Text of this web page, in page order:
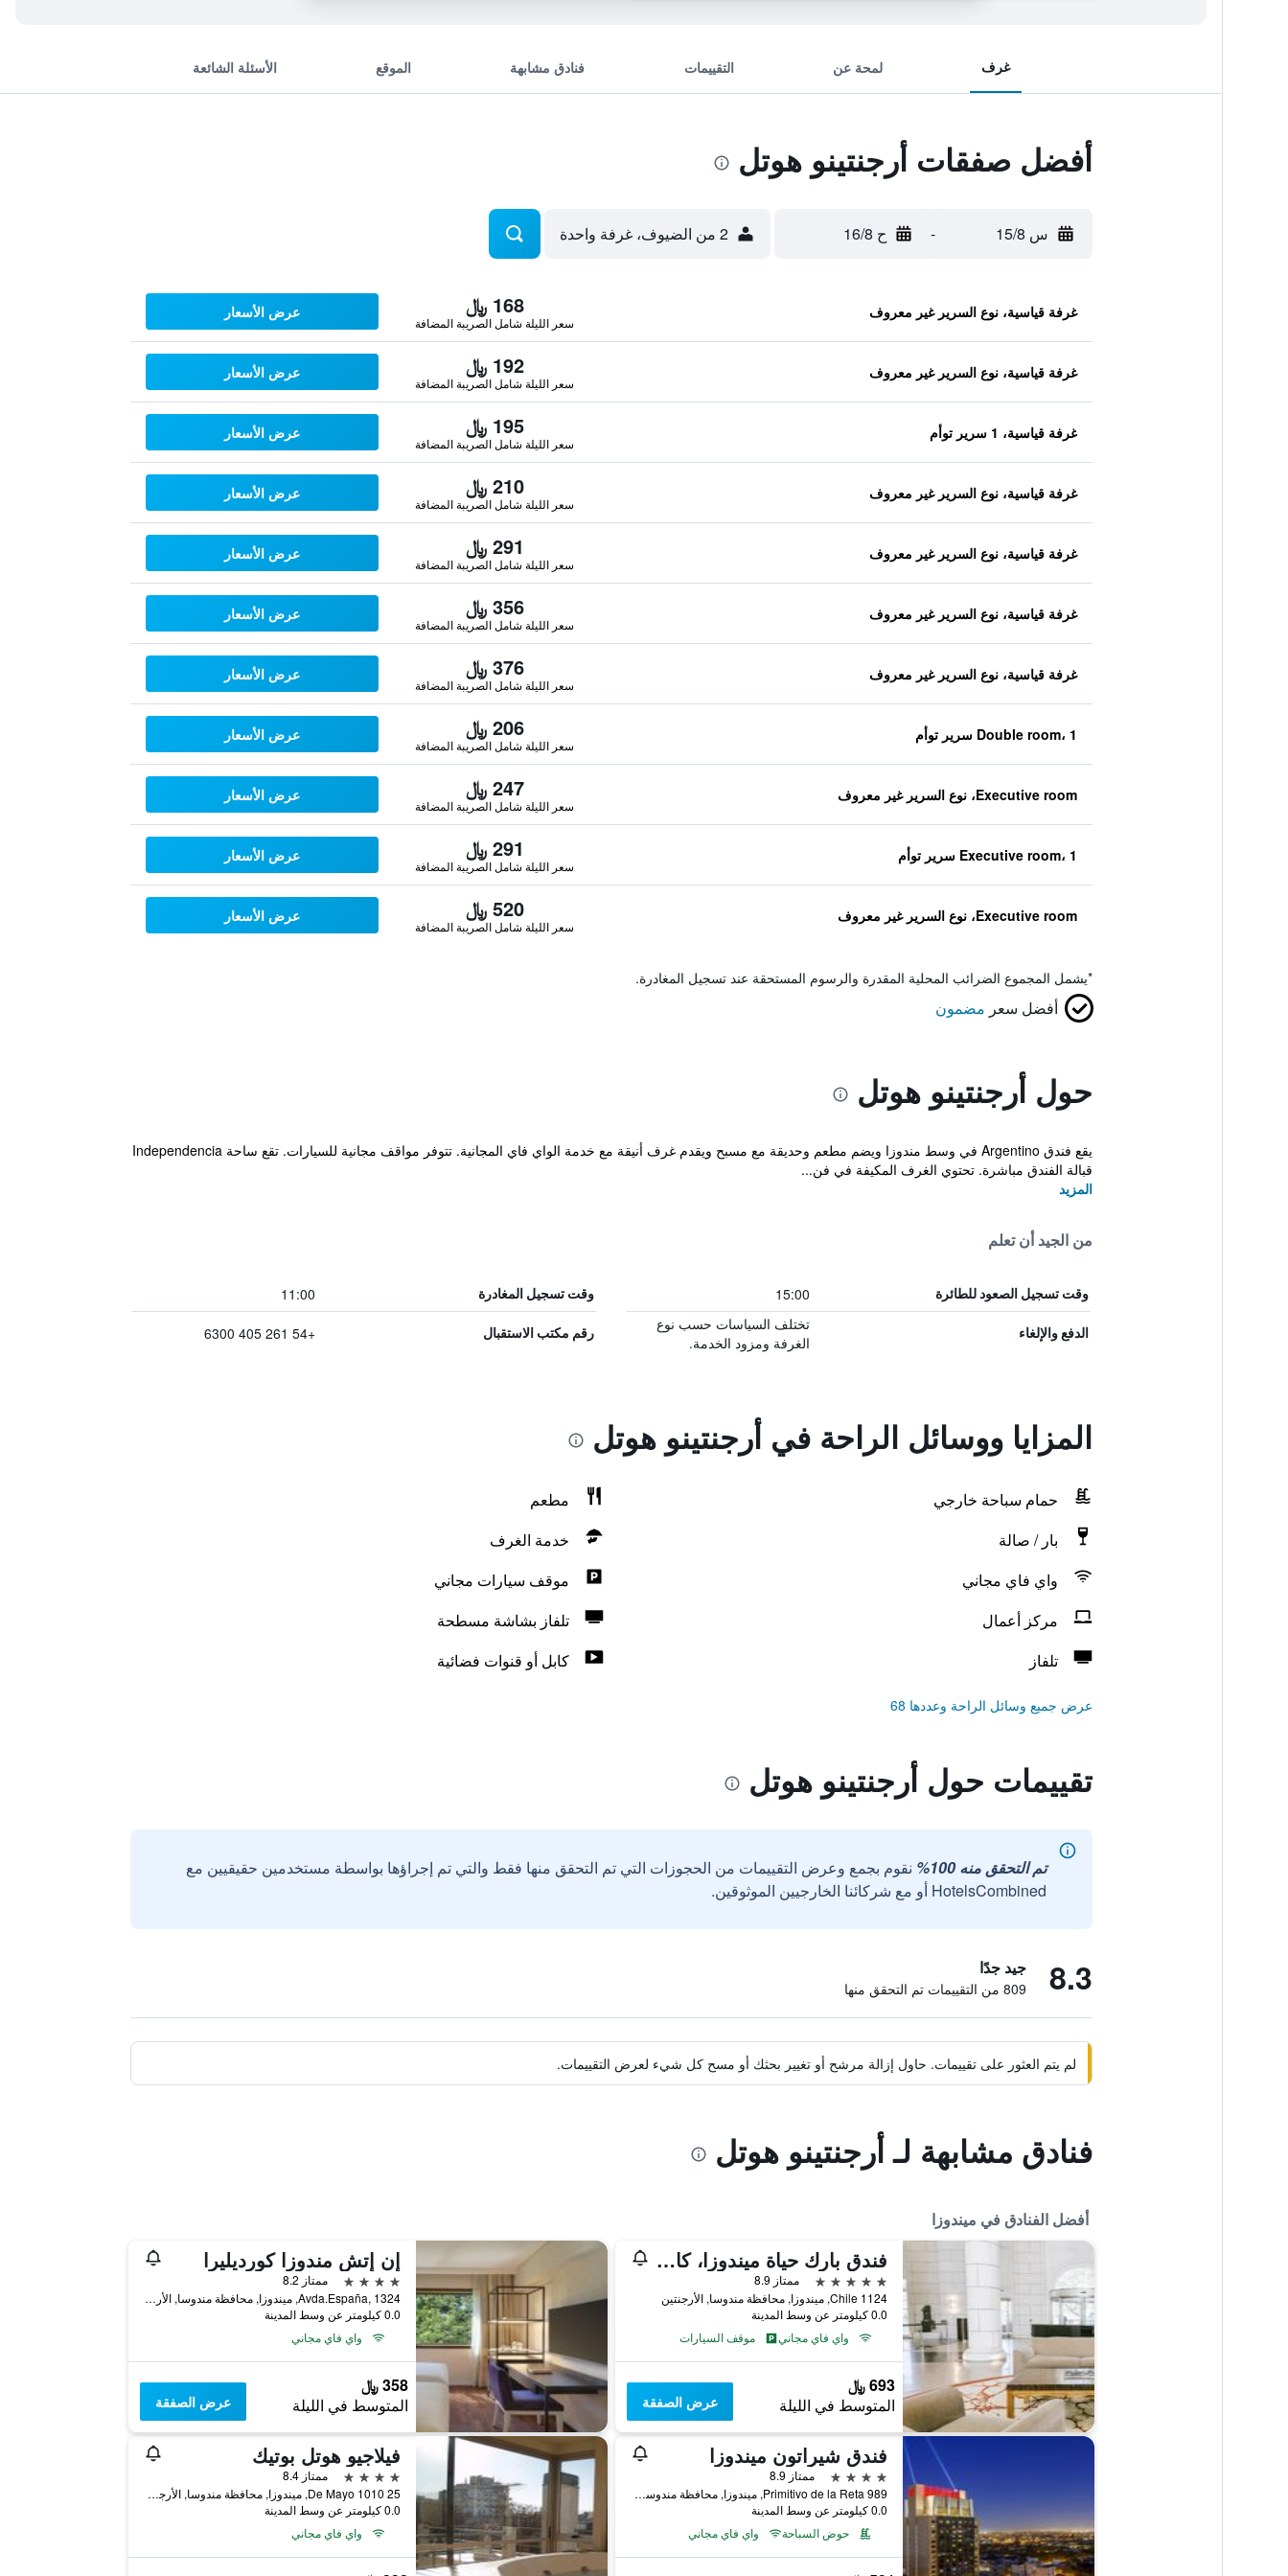
غرف لمحة عن التقييمات فنادق مشابهة الموقع الأسئلة الشائعة
أفضل صفقات أرجنتينو هوتل
س 15/8 - ح 16/8 2 من الضيوف، غرفة واحدة
غرفة قياسية، نوع السرير غير معروف 168 ﷼
سعر الليلة شامل الصريبة المضافة
عرض الأسعار
غرفة قياسية، نوع السرير غير معروف 192 ﷼
سعر الليلة شامل الصريبة المضافة
عرض الأسعار
غرفة قياسية، 1 سرير توأم 195 ﷼
سعر الليلة شامل الصريبة المضافة
عرض الأسعار
غرفة قياسية، نوع السرير غير معروف 210 ﷼
سعر الليلة شامل الصريبة المضافة
عرض الأسعار
غرفة قياسية، نوع السرير غير معروف 291 ﷼
سعر الليلة شامل الصريبة المضافة
عرض الأسعار
غرفة قياسية، نوع السرير غير معروف 356 ﷼
سعر الليلة شامل الصريبة المضافة
عرض الأسعار
غرفة قياسية، نوع السرير غير معروف 376 ﷼
سعر الليلة شامل الصريبة المضافة
عرض الأسعار
Double room، 1 سرير توأم 206 ﷼
سعر الليلة شامل الصريبة المضافة
عرض الأسعار
Executive room، نوع السرير غير معروف 247 ﷼
سعر الليلة شامل الصريبة المضافة
عرض الأسعار
Executive room، 1 سرير توأم 291 ﷼
سعر الليلة شامل الصريبة المضافة
عرض الأسعار
Executive room، نوع السرير غير معروف 520 ﷼
سعر الليلة شامل الصريبة المضافة
عرض الأسعار
*يشمل المجموع الضرائب المحلية المقدرة والرسوم المستحقة عند تسجيل المغادرة.
أفضل سعر مضمون
حول أرجنتينو هوتل
يقع فندق Argentino في وسط مندوزا ويضم مطعم وحديقة مع مسبح ويقدم غرف أنيقة مع خدمة الواي فاي المجانية. تتوفر مواقف مجانية للسيارات. تقع ساحة Independencia
قبالة الفندق مباشرة. تحتوي الغرف المكيفة في فن...
المزيد
من الجيد أن تعلم
وقت تسجيل الصعود للطائرة 15:00 وقت تسجيل المغادرة 11:00
الدفع والإلغاء
تختلف السياسات حسب نوع
الغرفة ومزود الخدمة.
رقم مكتب الاستقبال +54 261 405 6300
المزايا ووسائل الراحة في أرجنتينو هوتل
حمام سباحة خارجي
مطعم
بار / صالة
خدمة الغرف
واي فاي مجاني
موقف سيارات مجاني
مركز أعمال
تلفاز بشاشة مسطحة
تلفاز
كابل أو قنوات فضائية
عرض جميع وسائل الراحة وعددها 68
تقييمات حول أرجنتينو هوتل
تم التحقق منه 100%
نقوم بجمع وعرض التقييمات من الحجوزات التي تم التحقق منها فقط والتي تم إجراؤها بواسطة مستخدمين حقيقيين مع
HotelsCombined أو مع شركائنا الخارجيين الموثوقين.
8.3 جيد جدًا
809 من التقييمات تم التحقق منها
لم يتم العثور على تقييمات. حاول إزالة مرشح أو تغيير بحثك أو مسح كل شيء لعرض التقييمات.
فنادق مشابهة لـ أرجنتينو هوتل
أفضل الفنادق في ميندوزا
فندق بارك حياة ميندوزا، كازينو آند سبا
5 نجوم
ممتاز 8.9
Chile 1124, ميندوزا, محافظة مندوسا, الأرجنتين
0.0 كيلومتر عن وسط المدينة
واي فاي مجاني
موقف السيارات
693 ﷼
المتوسط في الليلة عرض الصفقة
إن إتش مندوزا كورديليرا
4 نجوم
ممتاز 8.2
Avda.España, 1324, ميندوزا, محافظة مندوسا, الأرجنتين
0.0 كيلومتر عن وسط المدينة
واي فاي مجاني
358 ﷼
المتوسط في الليلة عرض الصفقة
فندق شيراتون ميندوزا
4 نجوم
ممتاز 8.9
Primitivo de la Reta 989, ميندوزا, محافظة مندوسا, الأرجنتين
0.0 كيلومتر عن وسط المدينة
حوض السباحة
واي فاي مجاني
فيلاجيو هوتل بوتيك
4 نجوم
ممتاز 8.4
25 De Mayo 1010, ميندوزا, محافظة مندوسا, الأرجنتين
0.0 كيلومتر عن وسط المدينة
واي فاي مجاني